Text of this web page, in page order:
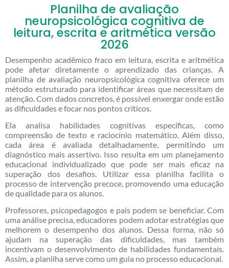
Planilha de avaliação
neuropsicológica cognitiva de
leitura, escrita e aritmética versão
2026
Desempenho acadêmico fraco em leitura, escrita e aritmética
pode afetar diretamente o aprendizado das crianças. A
planilha de avaliação neuropsicológica cognitiva oferece um
método estruturado para identificar áreas que necessitam de
atenção. Com dados concretos, é possível enxergar onde estão
as dificuldades e focar nos pontos críticos.
Ela analisa habilidades cognitivas específicas, como
compreensão de texto e raciocínio matemático. Além disso,
cada área é avaliada detalhadamente, permitindo um
diagnóstico mais assertivo. Isso resulta em um planejamento
educacional individualizado que pode ser mais eficaz na
superação dos desafios. Utilizar essa planilha facilita o
processo de intervenção precoce, promovendo uma educação
de qualidade para os alunos.
Professores, psicopedagogos e pais podem se beneficiar. Com
uma análise precisa, educadores podem adotar estratégias que
melhorem o desempenho dos alunos. Dessa forma, não só
ajudam na superação das dificuldades, mas também
incentivam o desenvolvimento de habilidades fundamentais.
Assim, a planilha serve como um guia no processo educacional.